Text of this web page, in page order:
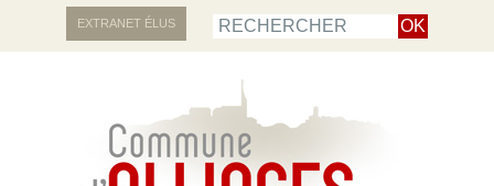
EXTRANET ÉLUS